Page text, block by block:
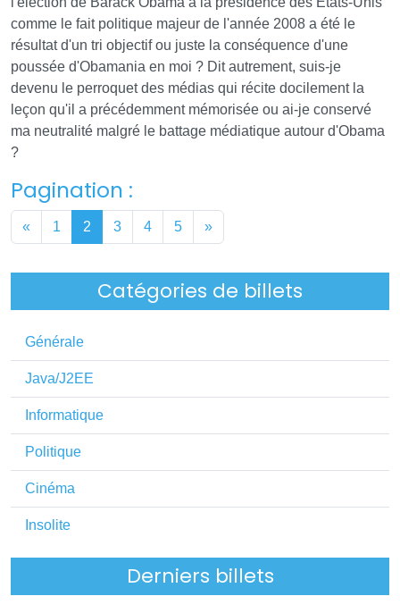
comme le fait politique majeur de l'année 2008 a été le
résultat d'un tri objectif ou juste la conséquence d'une
poussée d'Obamania en moi ? Dit autrement, suis-je
devenu le perroquet des médias qui récite docilement la
leçon qu'il a précédemment mémorisée ou ai-je conservé
ma neutralité malgré le battage médiatique autour d'Obama
?
Pagination :
« 1 2 3 4 5 »
Catégories de billets
Générale
Java/J2EE
Informatique
Politique
Cinéma
Insolite
Derniers billets